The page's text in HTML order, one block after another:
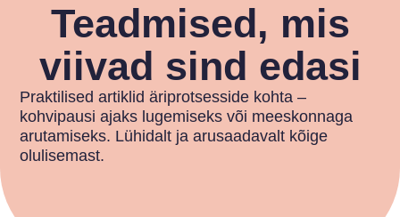
Teadmised, mis
viivad sind edasi
Praktilised artiklid äriprotsesside kohta –
kohvipausi ajaks lugemiseks või meeskonnaga
arutamiseks. Lühidalt ja arusaadavalt kõige
olulisemast.